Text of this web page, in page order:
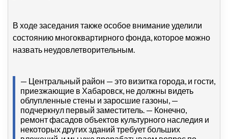
В ходе заседания также особое внимание уделили
состоянию многоквартирного фонда, которое можно
назвать неудовлетворительным.
— Центральный район — это визитка города, и гости,
приезжающие в Хабаровск, не должны видеть
облупленные стены и заросшие газоны, —
подчеркнул первый заместитель. — Конечно,
ремонт фасадов объектов культурного наследия и
некоторых других зданий требует больших